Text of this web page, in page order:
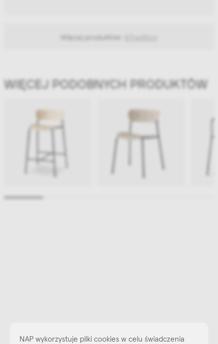
Więcej produktów:
WIĘCEJ PODOBNYCH PRODUKTÓW
NAP wykorzystuje pliki cookies w celu świadczenia